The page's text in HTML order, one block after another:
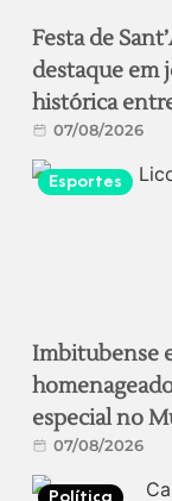
Festa de
destaque em
histórica
07/08/2026
Esportes
Imbitubense
especial no
07/08/2026
Política